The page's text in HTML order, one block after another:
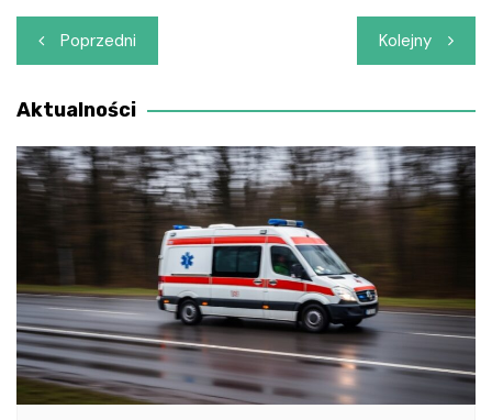
Nawigacja
wpisu
Poprzedni Kolejny
Aktualności